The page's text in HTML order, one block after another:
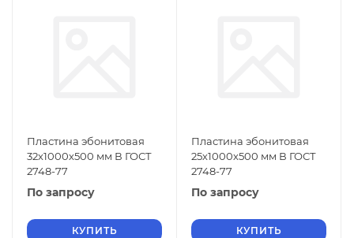
Пластина эбонитовая
32х1000х500 мм В ГОСТ
2748-77
По запросу
КУПИТЬ
Пластина эбонитовая
25х1000х500 мм В ГОСТ
2748-77
По запросу
КУПИТЬ